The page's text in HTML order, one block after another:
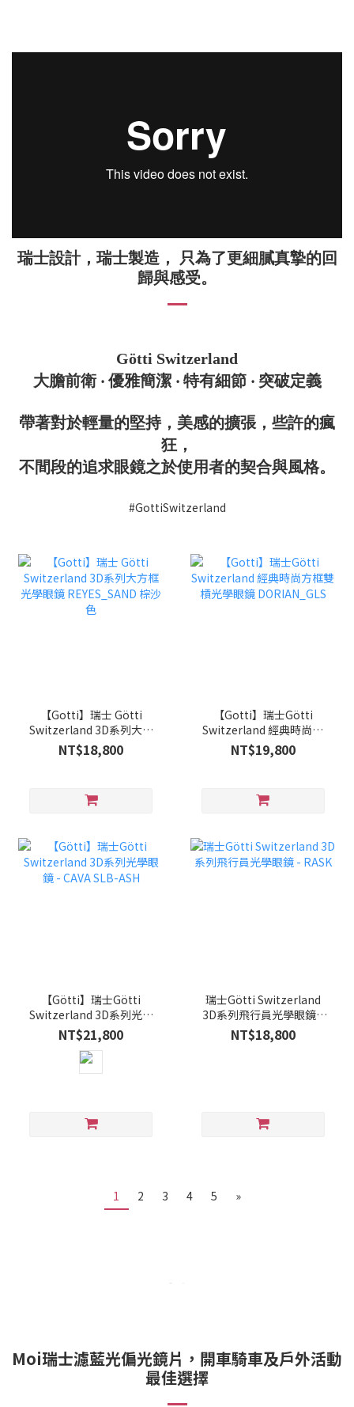
瑞士設計，瑞士製造， 只為了更細膩真摯的回
歸與感受。
Götti Switzerland
大膽前衛 ‧ 優雅簡潔 ‧ 特有細節 ‧ 突破定義
帶著對於輕量的堅持，美感的擴張，些許的瘋
狂，
不間段的追求眼鏡之於使用者的契合與風格。
#GottiSwitzerland
【Gotti】瑞士 Götti
Switzerland 3D系列大方
框光學眼鏡 REYES_SAND
棕沙色
NT$18,800
【Gotti】瑞士Götti
Switzerland 經典時尚方
框雙槓光學眼鏡
DORIAN_GLS
NT$19,800
【Götti】瑞士Götti
Switzerland 3D系列光學
眼鏡 - CAVA SLB-ASH
NT$21,800
瑞士Götti Switzerland
3D系列飛行員光學眼鏡 -
RASK
NT$18,800
1 2 3 4 5 »
Moi瑞士濾藍光偏光鏡片，開車騎車及戶外活動
最佳選擇